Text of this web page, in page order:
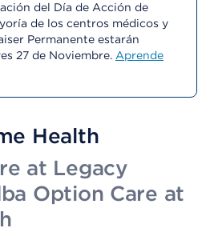
del Día de Acción de
de los centros médicos y
Permanente estarán
27 de Noviembre. Aprende
Health
at Legacy
Option Care at